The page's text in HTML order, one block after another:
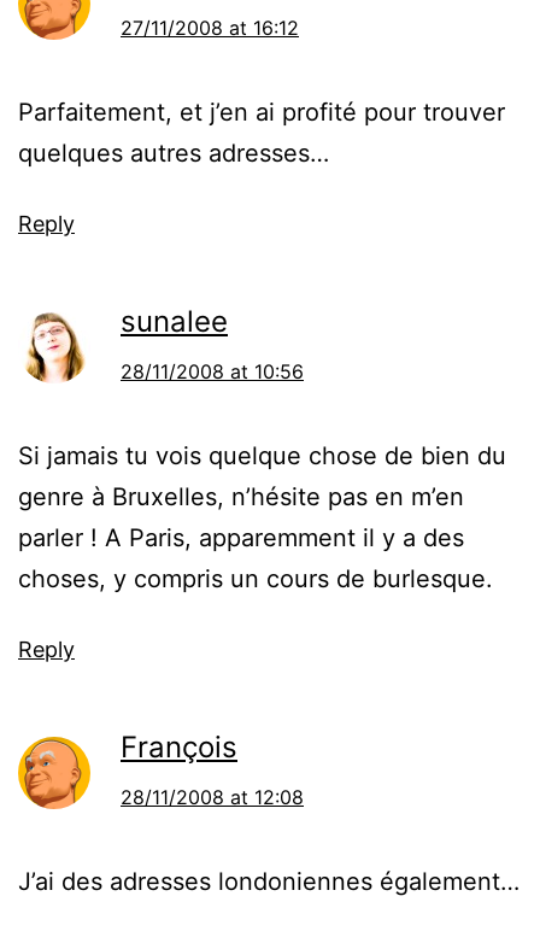
27/11/2008 at 16:12
Parfaitement, et j’en ai profité pour trouver
quelques autres adresses…
Reply
sunalee
28/11/2008 at 10:56
Si jamais tu vois quelque chose de bien du
genre à Bruxelles, n’hésite pas en m’en
parler ! A Paris, apparemment il y a des
choses, y compris un cours de burlesque.
Reply
François
28/11/2008 at 12:08
J’ai des adresses londoniennes également…